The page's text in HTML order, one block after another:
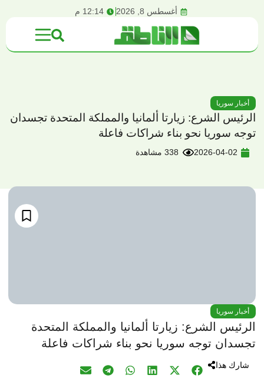
أغسطس 8, 2026 12:14 م
أخبار سوريا
الرئيس الشرع: زيارتا ألمانيا والمملكة المتحدة تجسدان
توجه سوريا نحو بناء شراكات فاعلة
2026-04-02 338 مشاهدة
أخبار سوريا
الرئيس الشرع: زيارتا ألمانيا والمملكة المتحدة
تجسدان توجه سوريا نحو بناء شراكات فاعلة
شارك هذا